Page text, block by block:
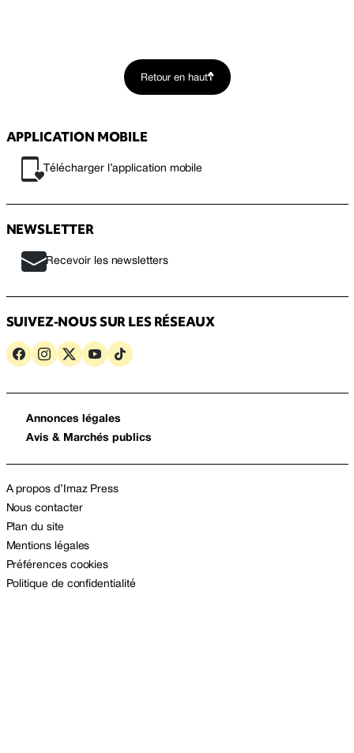
Retour en haut
APPLICATION MOBILE
Télécharger l’application mobile
NEWSLETTER
Recevoir les newsletters
SUIVEZ-NOUS SUR LES RÉSEAUX
Annonces légales
Avis & Marchés publics
A propos d’Imaz Press
Nous contacter
Plan du site
Mentions légales
Préférences cookies
Politique de confidentialité